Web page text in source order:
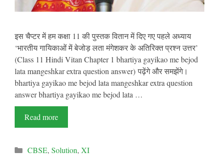
इस चैप्टर में हम कक्षा 11 की पुस्तक वितान में दिए गए पहले अध्याय
‘भारतीय गायिकाओं में बेजोड़ लता मंगेशकर के अतिरिक्त प्रश्न उत्तर’
(Class 11 Hindi Vitan Chapter 1 bhartiya gayikao me bejod
lata mangeshkar extra question answer) पढ़ेंगे और समझेंगे।
bhartiya gayikao me bejod lata mangeshkar extra question
answer bhartiya gayikao me bejod lata …
Read more
Categories
CBSE, Solution, XI